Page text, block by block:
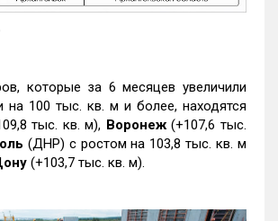
которые за 6 месяцев увеличили
на 100 тыс. кв. м и более, находятся
тыс. кв. м), Воронеж(+107,6 тыс.
(ДНР) с ростом на 103,8 тыс. кв. м
(+103,7 тыс. кв. м).